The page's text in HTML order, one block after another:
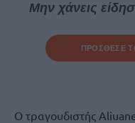
Μην χάνεις
ΠΡΟΣΘΕΣΕ
Ο τραγουδιστής